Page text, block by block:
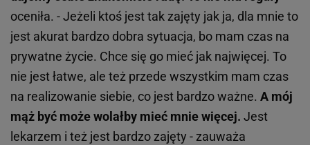
oceniła. - Jeżeli ktoś jest tak zajęty jak ja, dla mnie to
jest akurat bardzo dobra sytuacja, bo mam czas na
prywatne życie. Chce się go mieć jak najwięcej. To
nie jest łatwe, ale też przede wszystkim mam czas
na realizowanie siebie, co jest bardzo ważne. A mój
mąż być może wolałby mieć mnie więcej. Jest
lekarzem i też jest bardzo zajęty - zauważa